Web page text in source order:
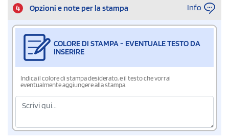
4 Opzioni e note per la stampa Info
COLORE DI STAMPA - EVENTUALE TESTO DA
INSERIRE
Indica il colore di stampa desiderato, e il testo che vorrai
eventualmente aggiungere alla stampa.